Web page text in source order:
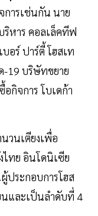
การเช่นกัน นาย
ริหาร คอลเล็คทีฟ
อร์ ปาร์ตี้ โฮสเท
-19 บริษัทขยาย
กิจการ โบเดก้า
วนเตียงเพื่อ
ไทย อินโดนิเซีย
ประกอบการโฮส
และเป็นลำดับที่ 4